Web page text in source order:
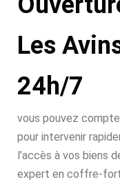
Les
24h/7
vous pouvez
pour intervenir
l’accès à vos biens
expert en coffre-fort